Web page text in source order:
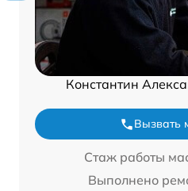
Константин
Вызвать
Стаж работы
Выполнено